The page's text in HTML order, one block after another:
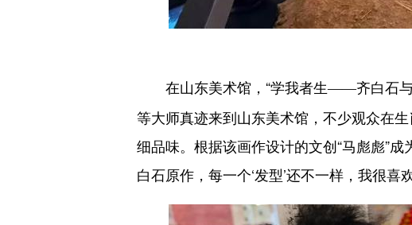
在山东美术馆，“学我者生——齐白石
等大师真迹来到山东美术馆，不少观众在
细品味。根据该画作设计的文创“马彪彪”
白石原作，每一个‘发型’还不一样，我很喜